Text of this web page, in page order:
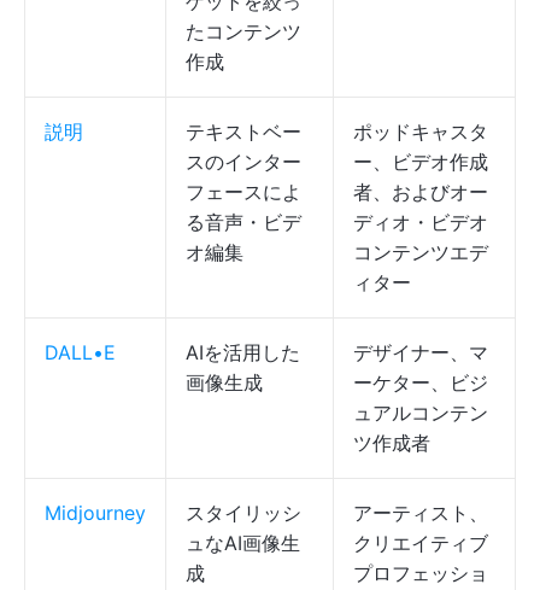
たコンテンツ
作成
説明
テキストベー
スのインター
フェースによ
る音声・ビデ
オ編集
ポッドキャスタ
ー、ビデオ作成
者、およびオー
ディオ・ビデオ
コンテンツエデ
ィター
DALL•E
AIを活用した
画像生成
デザイナー、マ
ーケター、ビジ
ュアルコンテン
ツ作成者
Midjourney
スタイリッシ
ュなAI画像生
成
アーティスト、
クリエイティブ
プロフェッショ